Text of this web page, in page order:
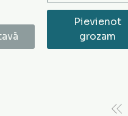
Pievienot
grozam